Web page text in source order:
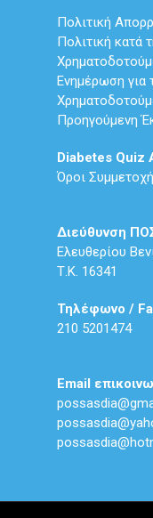
Πολιτική
Πολιτική κατά
Ενημέρωση για
Προηγούμενη
Diabetes Quiz
Όροι
Διεύθυνση
Ελευθερίου
Τ.Κ. 16341
Τηλέφωνο /
210 5201474
Email